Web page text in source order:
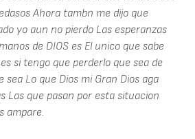
Ahora tambn me dijo que
yo aun no pierdo Las esperanzas
de DIOS es El unico que sabe
si tengo que perderlo que sea de
Lo que Dios mi Gran Dios aga
Las que pasan por esta situacion
ampare.